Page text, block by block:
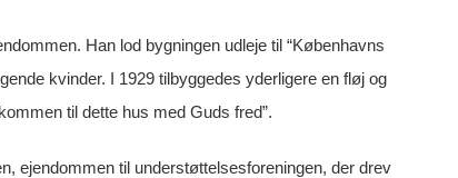
Han lod bygningen udleje til “Københavns
kvinder. I 1929 tilbyggedes yderligere en fløj og
til dette hus med Guds fred”.
ejendommen til understøttelsesforeningen, der drev